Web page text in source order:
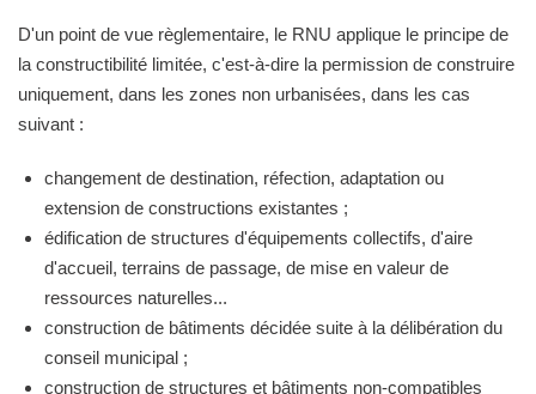
D'un point de vue règlementaire, le RNU applique le principe de
la constructibilité limitée, c'est-à-dire la permission de construire
uniquement, dans les zones non urbanisées, dans les cas
suivant :
changement de destination, réfection, adaptation ou
extension de constructions existantes ;
édification de structures d'équipements collectifs, d'aire
d'accueil, terrains de passage, de mise en valeur de
ressources naturelles...
construction de bâtiments décidée suite à la délibération du
conseil municipal ;
construction de structures et bâtiments non-compatibles